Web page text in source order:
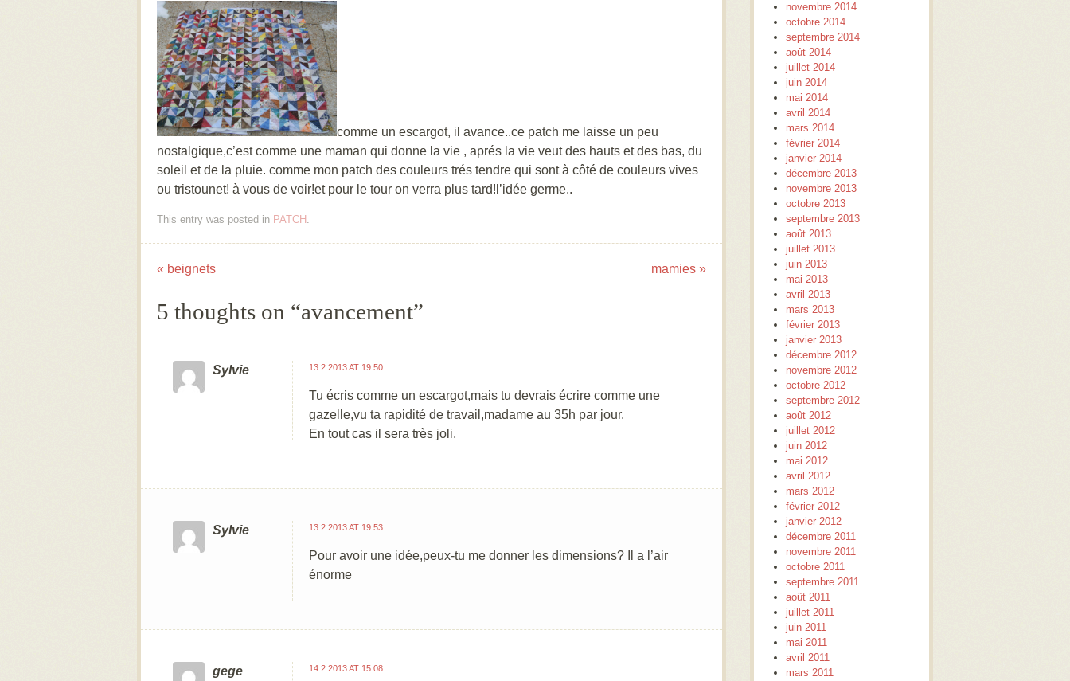
comme un escargot, il avance..ce patch me laisse un peu
nostalgique,c’est comme une maman qui donne la vie , aprés la vie veut des hauts et des bas, du
soleil et de la pluie. comme mon patch des couleurs trés tendre qui sont à côté de couleurs vives
ou tristounet! à vous de voir!et pour le tour on verra plus tard!l’idée germe..
This entry was posted in PATCH .
Post navigation
« beignets mamies »
5 thoughts on “avancement”
Sylvie 13.2.2013 AT 19:50
Tu écris comme un escargot,mais tu devrais écrire comme une
gazelle,vu ta rapidité de travail,madame au 35h par jour.
En tout cas il sera très joli.
Sylvie 13.2.2013 AT 19:53
Pour avoir une idée,peux-tu me donner les dimensions? Il a l’air
énorme
gege 14.2.2013 AT 15:08
novembre 2014
octobre 2014
septembre 2014
août 2014
juillet 2014
juin 2014
mai 2014
avril 2014
mars 2014
février 2014
janvier 2014
décembre 2013
novembre 2013
octobre 2013
septembre 2013
août 2013
juillet 2013
juin 2013
mai 2013
avril 2013
mars 2013
février 2013
janvier 2013
décembre 2012
novembre 2012
octobre 2012
septembre 2012
août 2012
juillet 2012
juin 2012
mai 2012
avril 2012
mars 2012
février 2012
janvier 2012
décembre 2011
novembre 2011
octobre 2011
septembre 2011
août 2011
juillet 2011
juin 2011
mai 2011
avril 2011
mars 2011